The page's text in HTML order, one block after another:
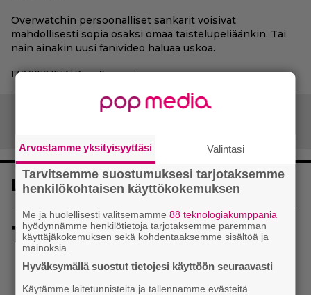
Overwatchin persoonalliset sankarit voisivat
mahdollisesti sopia osaksi omaa taistelupeliäänkin. Tai
näin ainakin uusi fanivideo haluaa uskoa.
17.2.2018 16:13 | Panu Saarenoja
Luetuimmat
1
Sony on keskustellut jälleenmyyjien kanssa
levyttömyyteen siirtymisestä – Yhdysvalloissa
pelejä myydään latauskoodin sisältävissä
Arvostamme yksityisyyttäsi Valintasi
Tarvitsemme suostumuksesi tarjotaksemme
henkilökohtaisen käyttökokemuksen
Me ja huolellisesti valitsemamme88 teknologiakumppania
hyödynnämme henkilötietoja tarjotaksemme paremman
käyttäjäkokemuksen sekä kohdentaaksemme sisältöä ja
mainoksia.
Hyväksymällä suostut tietojesi käyttöön seuraavasti
Käytämme laitetunnisteita ja tallennamme evästeitä